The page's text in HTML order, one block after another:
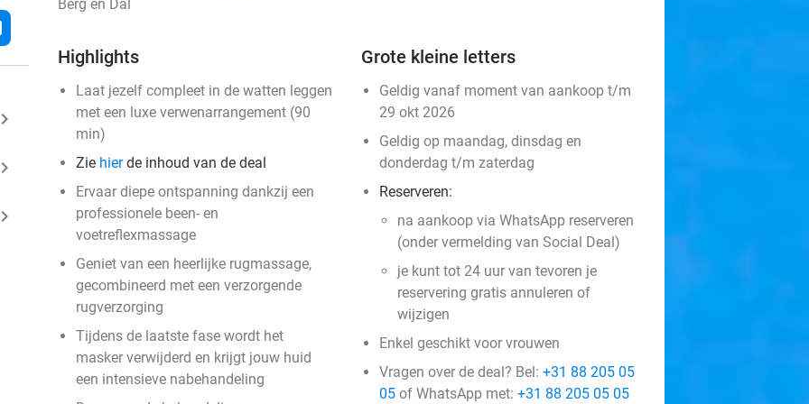
keyboard_arrow_right
keyboard_arrow_right
keyboard_arrow_right
Berg en Dal
Highlights
Laat jezelf compleet in de watten leggen
met een luxe verwenarrangement (90
min)
Zie hierde inhoud van de deal
Ervaar diepe ontspanning dankzij een
professionele been- en
voetreflexmassage
Geniet van een heerlijke rugmassage,
gecombineerd met een verzorgende
rugverzorging
Tijdens de laatste fase wordt het
masker verwijderd en krijgt jouw huid
een intensieve nabehandeling
Grote kleine letters
Geldig vanaf moment van aankoop t/m
29 okt 2026
Geldig op maandag, dinsdag en
donderdag t/m zaterdag
Reserveren:
na aankoop via WhatsApp reserveren
(onder vermelding van Social Deal)
je kunt tot 24 uur van tevoren je
reservering gratis annuleren of
wijzigen
Enkel geschikt voor vrouwen
Vragen over de deal? Bel: +31 88 205 05
05 of WhatsApp met: +31 88 205 05 05